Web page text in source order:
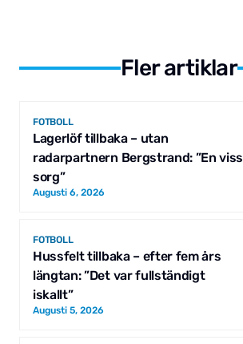
Fler artiklar
FOTBOLL
Lagerlöf tillbaka – utan
radarpartnern Bergstrand: ”En viss
sorg”
Augusti 6, 2026
FOTBOLL
Hussfelt tillbaka – efter fem års
längtan: ”Det var fullständigt
iskallt”
Augusti 5, 2026